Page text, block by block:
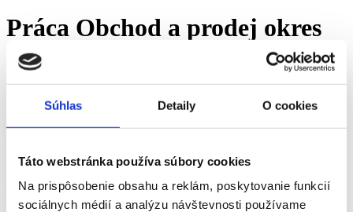
Súhlas Detaily O cookies
Táto webstránka používa súbory cookies
Na prispôsobenie obsahu a reklám, poskytovanie funkcií
sociálnych médií a analýzu návštevnosti používame
Práca Obchod a prodej okres
Malacky - 0 ponúk práce
Bratislavský kraj okres Malacky Obchod a predaj Ďalšie
okres MalackyVhodné pre
okres Malacky
zkrácený úvazek >
Pozor chyba!Adresa pracoviště